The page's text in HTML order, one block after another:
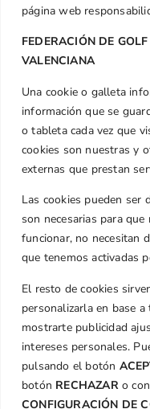
página web
FEDERACIÓN DE
VALENCIANA
Una cookie o galleta
información que se
o tableta cada vez que
cookies son nuestras y
externas que prestan
Las cookies pueden ser
son necesarias para
funcionar, no necesitan
que tenemos activadas
El resto de cookies
personalizarla en base
mostrarte publicidad
intereses personales.
pulsando el botón
botón RECHAZARo
CONFIGURACIÓN DE
Centre de
Caballero, Nº